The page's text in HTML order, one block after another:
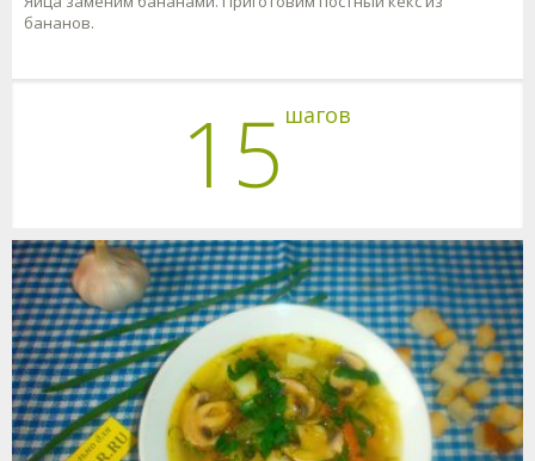
бананов.
15 шагов